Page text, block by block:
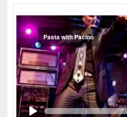
Pasta with Pacino